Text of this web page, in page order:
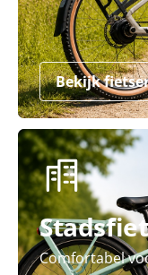
Bekijk
Comfortabel